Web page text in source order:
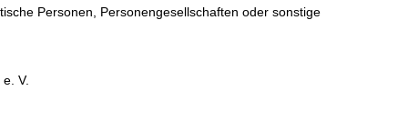
Personen, Personengesellschaften oder sonstige
V.